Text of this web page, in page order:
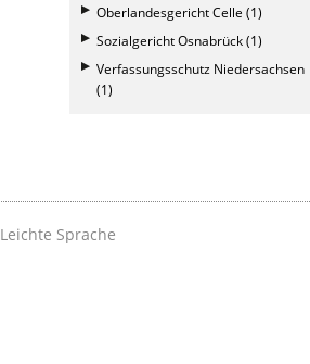
Oberlandesgericht Celle (1)
Sozialgericht Osnabrück (1)
Verfassungsschutz Niedersachsen
(1)
Leichte Sprache